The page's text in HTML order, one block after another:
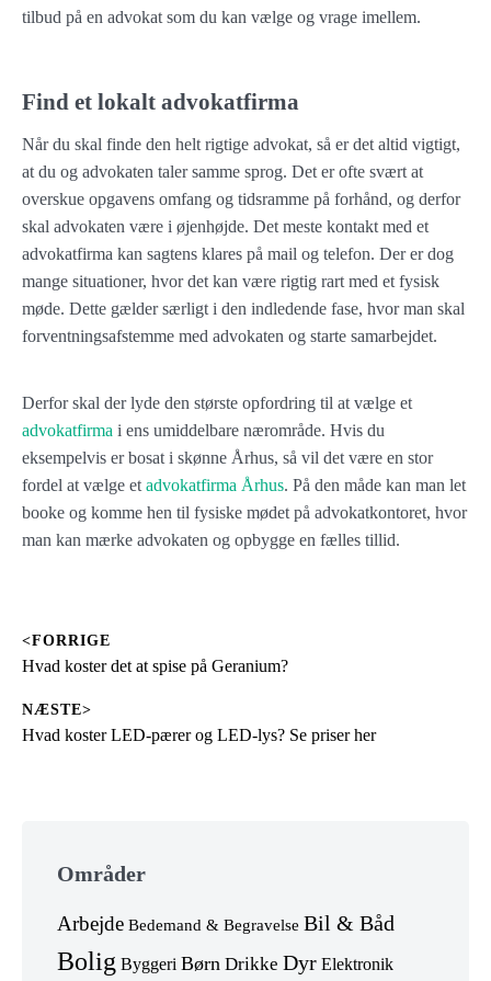
tilbud på en advokat som du kan vælge og vrage imellem.
Find et lokalt advokatfirma
Når du skal finde den helt rigtige advokat, så er det altid vigtigt,
at du og advokaten taler samme sprog. Det er ofte svært at
overskue opgavens omfang og tidsramme på forhånd, og derfor
skal advokaten være i øjenhøjde. Det meste kontakt med et
advokatfirma kan sagtens klares på mail og telefon. Der er dog
mange situationer, hvor det kan være rigtig rart med et fysisk
møde. Dette gælder særligt i den indledende fase, hvor man skal
forventningsafstemme med advokaten og starte samarbejdet.
Derfor skal der lyde den største opfordring til at vælge et
advokatfirma i ens umiddelbare nærområde. Hvis du
eksempelvis er bosat i skønne Århus, så vil det være en stor
fordel at vælge et advokatfirma Århus. På den måde kan man let
booke og komme hen til fysiske mødet på advokatkontoret, hvor
man kan mærke advokaten og opbygge en fælles tillid.
Indlægsnavigation
<FORRIGE
Previous
Hvad koster det at spise på Geranium?
NÆSTE>
Next
Hvad koster LED-pærer og LED-lys? Se priser her
Områder
Arbejde Bedemand & Begravelse Bil & Båd
Bolig Byggeri Børn Drikke Dyr Elektronik